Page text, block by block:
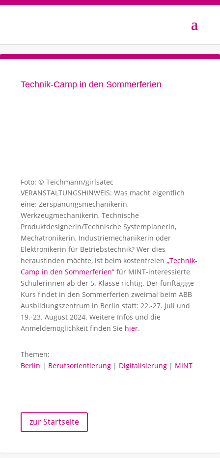
Technik-Camp in den Sommerferien
Foto: © Teichmann/girlsatec
VERANSTALTUNGSHINWEIS: Was macht eigentlich
eine: Zerspanungsmechanikerin,
Werkzeugmechanikerin, Technische
Produktdesignerin/Technische Systemplanerin,
Mechatronikerin, Industriemechanikerin oder
Elektronikerin für Betriebstechnik? Wer dies
herausfinden möchte, ist beim kostenfreien ,,Technik-
Camp in den Sommerferien” für MINT-interessierte
Schülerinnen ab der 5. Klasse richtig. Der fünftägige
Kurs findet in den Sommerferien zweimal beim ABB
Ausbildungszentrum in Berlin statt: 22.-27. Juli und
19.-23. August 2024. Weitere Infos und die
Anmeldemöglichkeit finden Sie hier.
Themen:
Berlin | Berufsorientierung | Digitalisierung | MINT
zur Startseite